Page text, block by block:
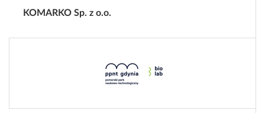
KOMARKO Sp. z o.o.